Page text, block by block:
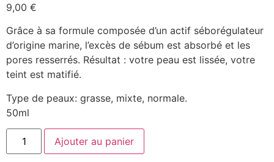
9,00 €
Grâce à sa formule composée d’un actif séborégulateur
d’origine marine, l’excès de sébum est absorbé et les
pores resserrés. Résultat : votre peau est lissée, votre
teint est matifié.
Type de peaux: grasse, mixte, normale.
50ml
Ajouter au panier